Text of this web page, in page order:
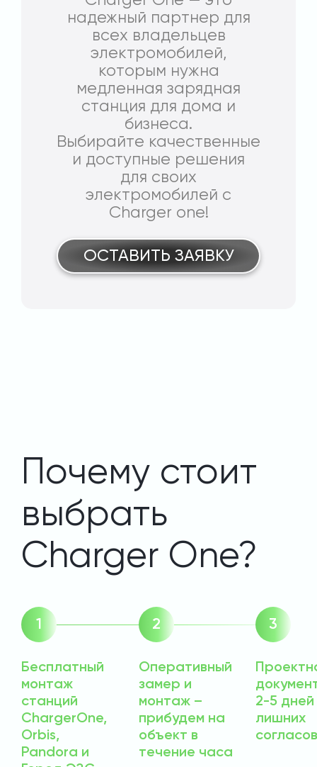
надежный партнер для
всех владельцев
электромобилей,
которым нужна
медленная зарядная
станция для дома и
бизнеса.
Выбирайте качественные
и доступные решения
для своих
электромобилей с
Charger one!
ОСТАВИТЬ ЗАЯВКУ
Почему стоит
выбрать
Charger One?
Бесплатный
монтаж
станций
ChargerOne,
Orbis,
Pandora и
Оперативный
замер и
монтаж –
прибудем на
объект в
течение часа
2-5 дней
лишних